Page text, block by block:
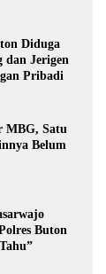
Diduga
dan Jerigen
Pribadi
MBG, Satu
Belum
Buton